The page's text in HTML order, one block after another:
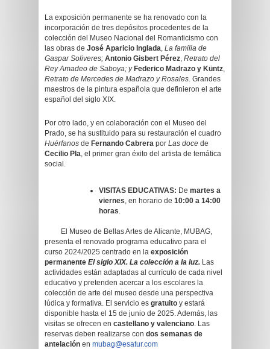
La exposición permanente se ha renovado con la
incorporación de tres depósitos procedentes de la
colección del Museo Nacional del Romanticismo con
las obras de José Aparicio Inglada, La familia de
Gaspar Soliveres; Antonio Gisbert Pérez, Retrato del
Rey Amadeo de Saboya; y Federico Madrazo y Küntz,
Retrato de Mercedes de Madrazo y Rosales. Grandes
maestros de la pintura española que definieron el arte
español del siglo XIX.
Por otro lado, y en colaboración con el Museo del
Prado, se ha sustituido para su restauración el cuadro
Huérfanos de Fernando Cabrera por Las doce de
Cecilio Pla, el primer gran éxito del artista de temática
social.
VISITAS EDUCATIVAS: De martes a
viernes, en horario de 10:00 a 14:00
horas.
El Museo de Bellas Artes de Alicante, MUBAG,
presenta el renovado programa educativo para el
curso 2024/2025 centrado en la exposición
permanente El siglo XIX. La colección a la luz. Las
actividades están adaptadas al currículo de cada nivel
educativo y pretenden acercar a los escolares la
colección de arte del museo desde una perspectiva
lúdica y formativa. El servicio es gratuito y estará
disponible hasta el 15 de junio de 2025. Además, las
visitas se ofrecen en castellano y valenciano. Las
reservas deben realizarse con dos semanas de
antelación en mubag@esatur.com